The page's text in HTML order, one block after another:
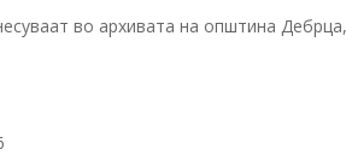
во архивата на општина